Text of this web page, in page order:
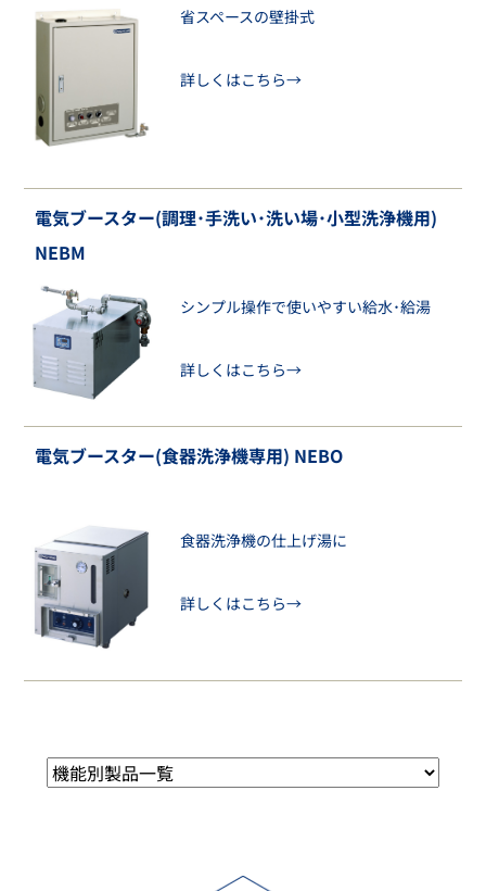
省スペースの壁掛式
詳しくはこちら→
電気ブースター(調理･手洗い･洗い場･小型洗浄機用)
NEBM
シンプル操作で使いやすい給水･給湯
詳しくはこちら→
電気ブースター(食器洗浄機専用) NEBO
食器洗浄機の仕上げ湯に
詳しくはこちら→